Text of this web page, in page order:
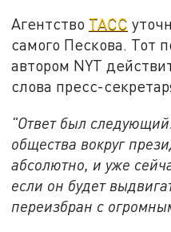
Агентство ТАСС
самого Пескова. Тот
автором NYT
слова пресс-
"Ответ был
общества вокруг
абсолютно, и уже
если он будет
переизбран с